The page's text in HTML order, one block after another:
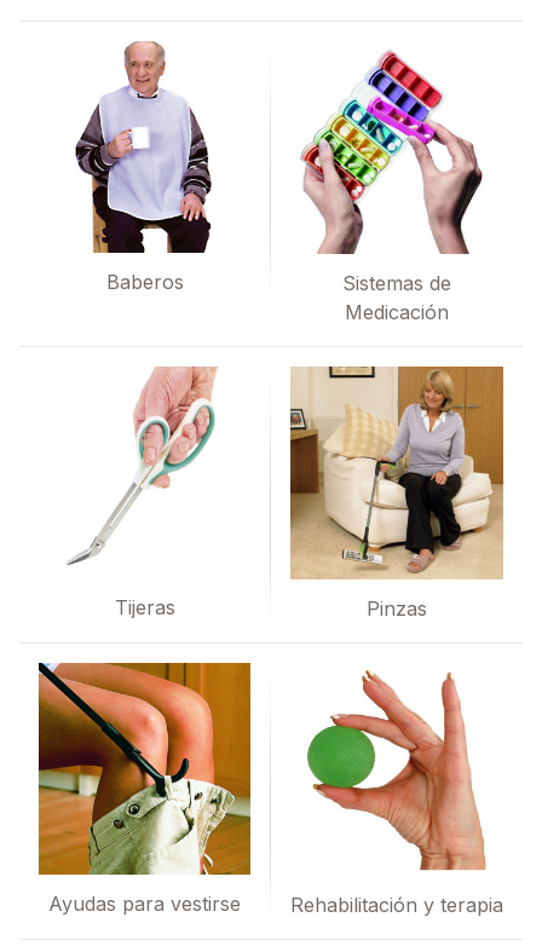
Baberos
Sistemas de
Medicación
Tijeras Pinzas
Ayudas para vestirse Rehabilitación y terapia